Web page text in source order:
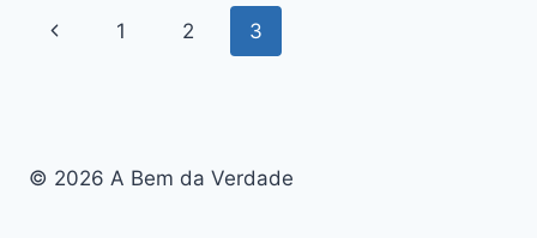
REVIEW
Navegação
Página
1 2 3
© 2026 A Bem da Verdade